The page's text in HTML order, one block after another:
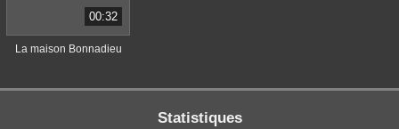
00:32
La maison Bonnadieu
Statistiques